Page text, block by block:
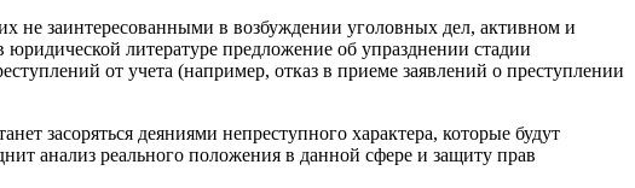
не заинтересованными в возбуждении уголовных дел, активном и
литературе предложение об упразднении стадии
от учета (например, отказ в приеме заявлений о преступлении
засоряться деяниями непреступного характера, которые будут
анализ реального положения в данной сфере и защиту прав